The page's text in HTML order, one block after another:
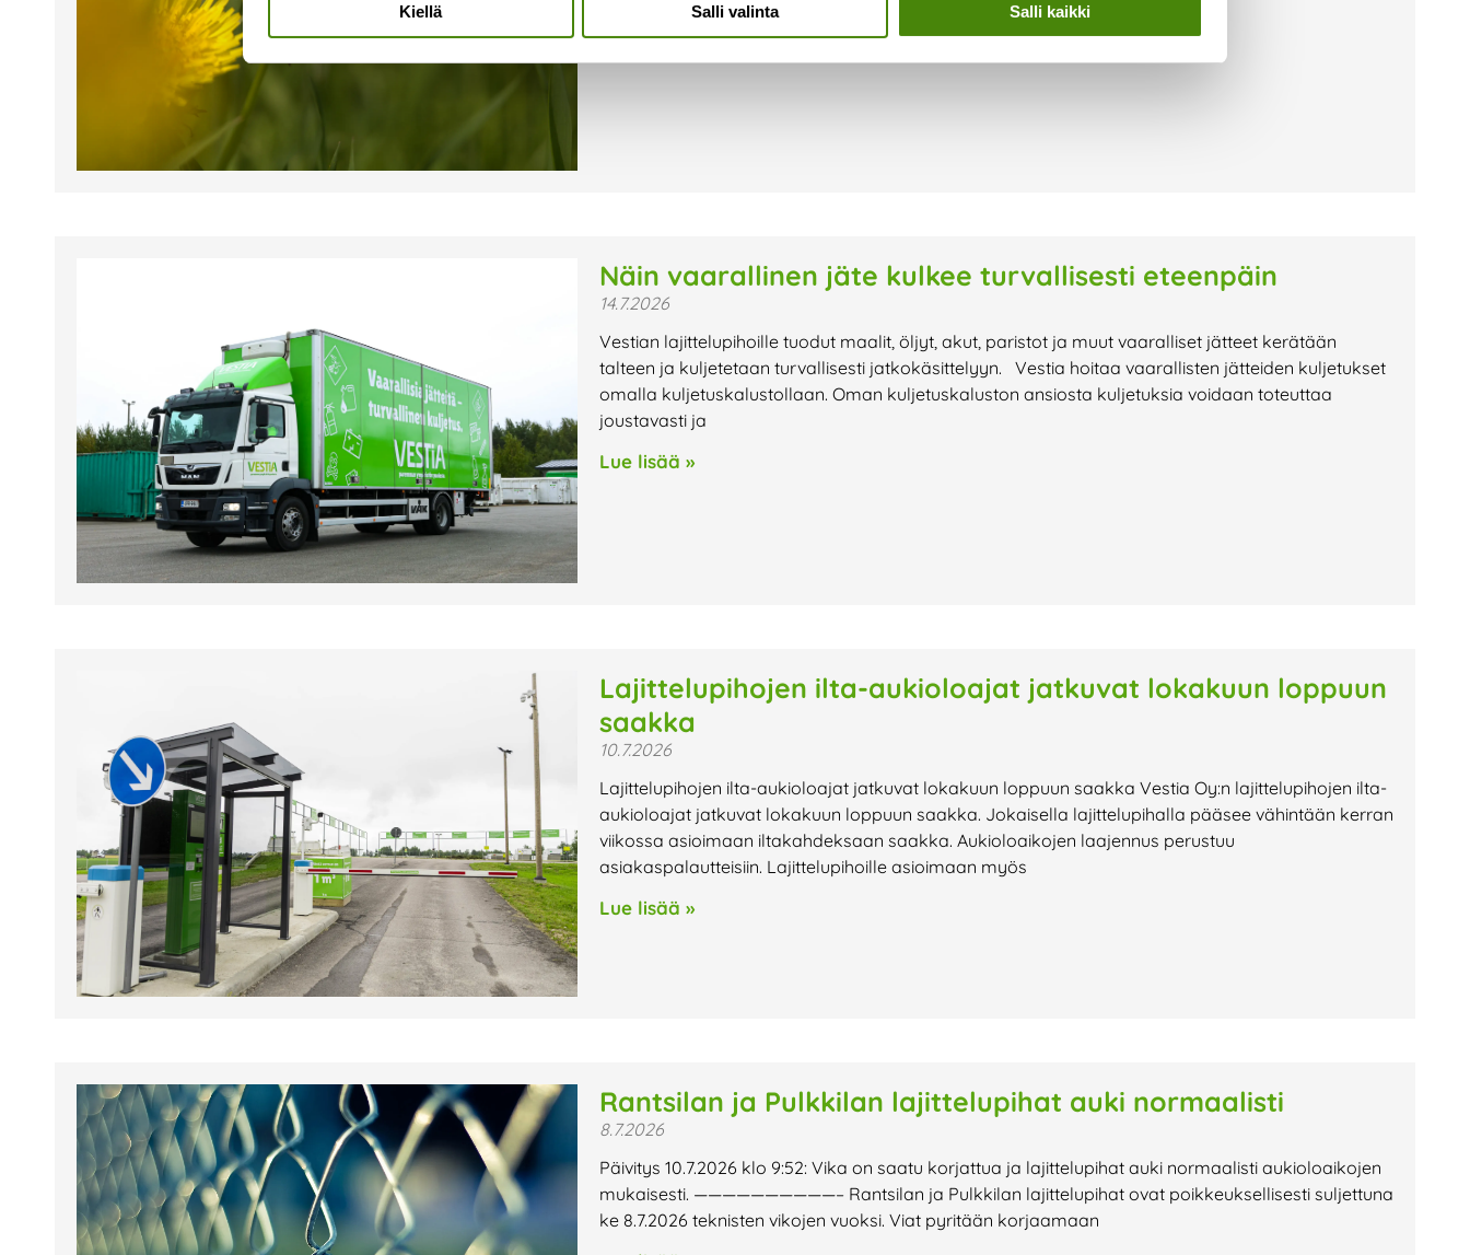
Kiellä Salli valinta Salli kaikki
Lue lisää »
Näin vaarallinen jäte kulkee turvallisesti eteenpäin
14.7.2026
Vestian lajittelupihoille tuodut maalit, öljyt, akut, paristot ja muut vaaralliset jätteet kerätään
talteen ja kuljetetaan turvallisesti jatkokäsittelyyn. Vestia hoitaa vaarallisten jätteiden kuljetukset
omalla kuljetuskalustollaan. Oman kuljetuskaluston ansiosta kuljetuksia voidaan toteuttaa
joustavasti ja
Lue lisää »
Lajittelupihojen ilta-aukioloajat jatkuvat lokakuun loppuun
saakka
10.7.2026
Lajittelupihojen ilta-aukioloajat jatkuvat lokakuun loppuun saakka Vestia Oy:n lajittelupihojen ilta-
aukioloajat jatkuvat lokakuun loppuun saakka. Jokaisella lajittelupihalla pääsee vähintään kerran
viikossa asioimaan iltakahdeksaan saakka. Aukioloaikojen laajennus perustuu
asiakaspalautteisiin. Lajittelupihoille asioimaan myös
Lue lisää »
Rantsilan ja Pulkkilan lajittelupihat auki normaalisti
8.7.2026
Päivitys 10.7.2026 klo 9:52: Vika on saatu korjattua ja lajittelupihat auki normaalisti aukioloaikojen
mukaisesti. ——————————– Rantsilan ja Pulkkilan lajittelupihat ovat poikkeuksellisesti suljettuna
ke 8.7.2026 teknisten vikojen vuoksi. Viat pyritään korjaamaan